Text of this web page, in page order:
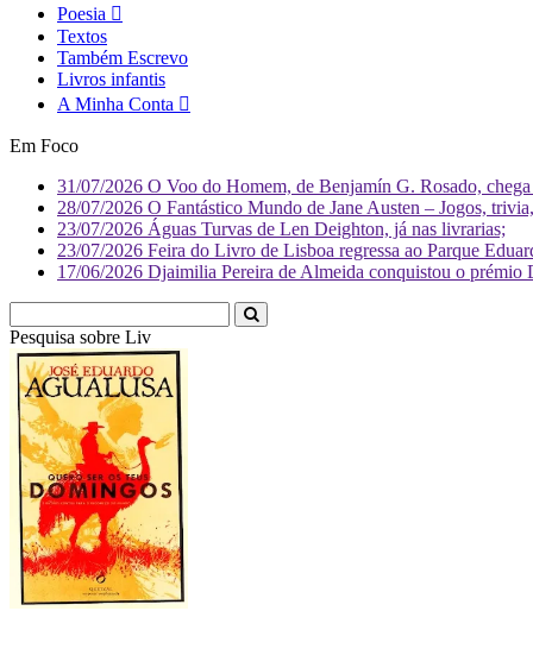
Poesia
Textos
Também Escrevo
Livros infantis
A Minha Conta
Em Foco
31/07/2026 O Voo do Homem, de Benjamín G. Rosado,
28/07/2026 O Fantástico Mundo de Jane Austen – Jogos,
23/07/2026 Águas Turvas de Len Deighton, já nas livrarias;
23/07/2026 Feira do Livro de Lisboa regressa ao Parque
17/06/2026 Djaimilia Pereira de Almeida conquistou o
Pesquisa sobre Literatura